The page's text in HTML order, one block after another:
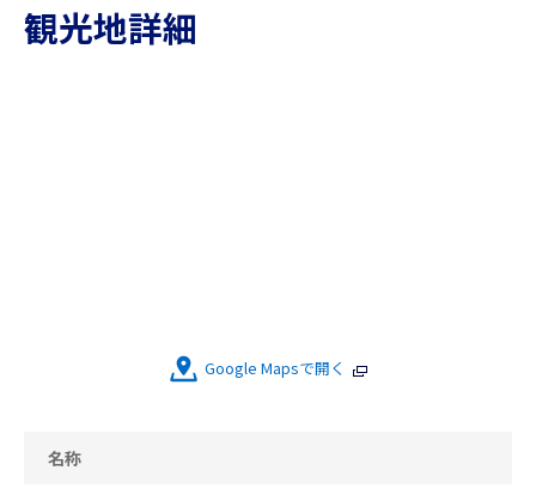
観光地詳細
Google Mapsで開く
名称